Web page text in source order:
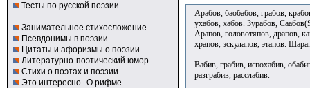
Тесты по русской поэзии
Занимательное стихосложение
Псевдонимы в поэзии
Цитаты и афоризмы о поэзии
Литературно-поэтический юмор
Стихи о поэтах и поэзии
Это интересно О рифме
Арабов, баобабов, грабов,
ухабов, хабов. Зурабов,
Арапов, головотяпов, драпов,
храпов, эскулапов, этапов.
Вабив, грабив, испохабив,
разграбив, расслабив.